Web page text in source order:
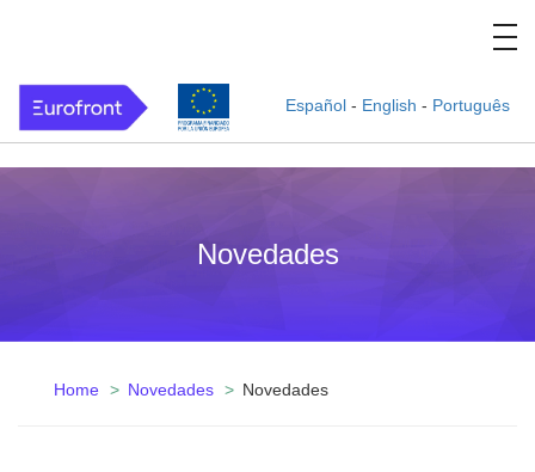
Español - English - Português
Novedades
Home Novedades Novedades